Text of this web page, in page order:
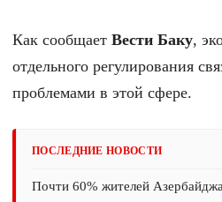
Как сообщает Вести Баку,
отдельного регулирования
проблемами в этой сфере.
ПОСЛЕДНИЕ НОВОСТИ
Почти 60% жителей